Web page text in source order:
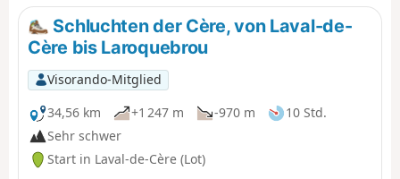
Schluchten der Cère, von Laval-de-
Cère bis Laroquebrou
Visorando-Mitglied
34,56 km
+1 247 m -970 m
10 Std.
Sehr schwer
Start in Laval-de-Cère (Lot)